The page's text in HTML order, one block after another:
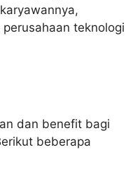
teknologi
dan benefit bagi
beberapa